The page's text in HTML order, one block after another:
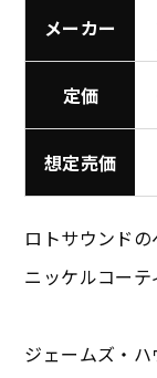
メーカー
定価
想定売価
ロトサウンド
ニッケルコーテ
ジェームズ・